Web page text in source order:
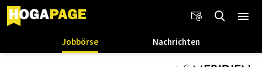
Jobbörse Nachrichten